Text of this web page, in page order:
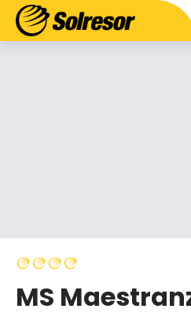
MS